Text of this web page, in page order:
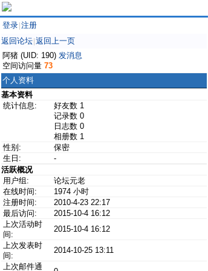
登录 注册
返回论坛 返回上一页
阿猪 (UID: 190) 发消息
空间访问量 73
个人资料
基本资料
统计信息:
好友数 1
记录数 0
日志数 0
相册数 1
性别:
保密
生日:
-
活跃概况
用户组:
论坛元老
在线时间:
1974 小时
注册时间:
2010-4-23 22:17
最后访问:
2015-10-4 16:12
上次活动时
间:
2015-10-4 16:12
上次发表时
间:
2014-10-25 13:11
上次邮件通